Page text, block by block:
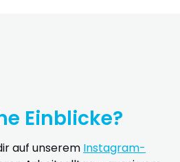
Einblicke?
auf unserem Instagram-